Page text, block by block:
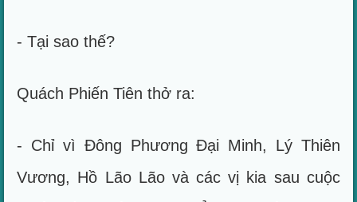
- Tại sao thế?
Quách Phiến Tiên thở ra:
- Chỉ vì Đông Phương Đại Minh, Lý Thiên
Vương, Hồ Lão Lão và các vị kia sau cuộc